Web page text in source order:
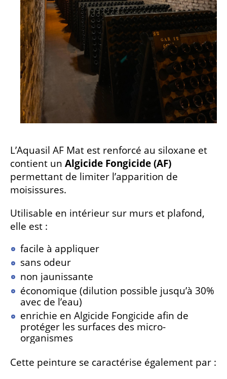
L’Aquasil AF Mat est renforcé au siloxane et
contient un Algicide Fongicide (AF)
permettant de limiter l’apparition de
moisissures.
Utilisable en intérieur sur murs et plafond,
elle est :
facile à appliquer
sans odeur
non jaunissante
économique (dilution possible jusqu’à 30%
avec de l’eau)
enrichie en Algicide Fongicide afin de
protéger les surfaces des micro-
organismes
Cette peinture se caractérise également par :